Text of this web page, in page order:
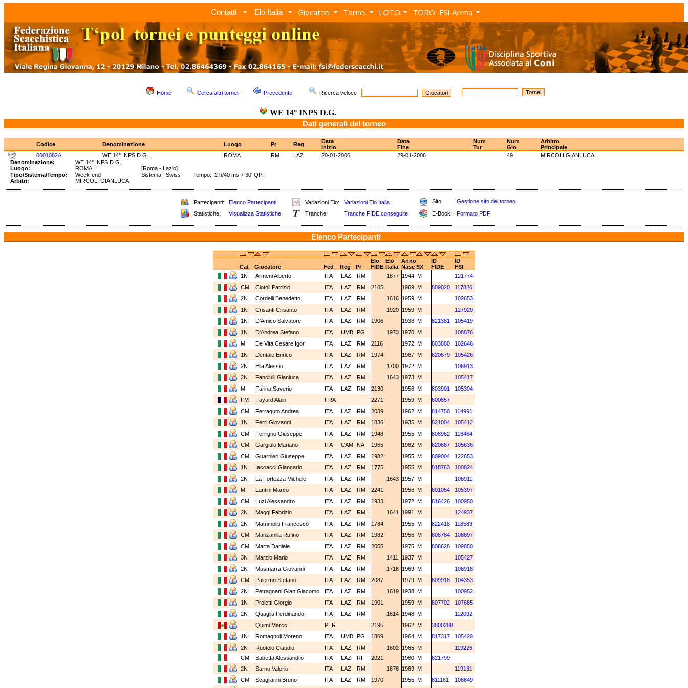
Contatti Elo Italia Giocatori Tornei LOTO TORO FSI Arena
Home Cerca altri tornei Precedente Ricerca veloce
WE 14° INPS D.G.
Dati generali del torneo
Codice Denominazione Luogo Pr Reg
Data
Inizio
Data
Fine
Num
Tur
Num
Gio
Arbitro
Principale
0601082A
WE 14° INPS D.G. ROMA RM LAZ 20-01-2006 29-01-2006 49
MIRCOLI GIANLUCA
Denominazione:
WE 14° INPS D.G.
Luogo:
ROMA
[Roma - Lazio]
Tipo/Sistema/Tempo:
Week-end
Sistema: Swiss Tempo: 2 h/40 ms + 30' QPF
Arbitri:
MIRCOLI GIANLUCA
Partecipanti: Elenco Partecipanti Variazioni Elo: Variazioni Elo Italia Sito:
Gestione sito del torneo
Statistiche:
Visualizza Statistiche Tranche: Tranche FIDE conseguite E-Book: Formato PDF
Elenco Partecipanti
Elo Elo Anno ID
ID
Cat
Giocatore Fed Reg Pr FIDE Italia Nasc SX FIDE
FSI
1N
Armeni Alberto ITA LAZ RM 1877 1944 M
121774
CM
Ciotoli Patrizio ITA LAZ RM 2165 1969 M 809020
117826
2N
Cordelli Benedetto ITA LAZ RM 1616 1959 M
102653
1N
Crisanti Crisanto ITA LAZ RM 1920 1959 M
127920
1N
D'Amico Salvatore ITA LAZ RM 1906 1938 M 821381
105419
1N
D'Andrea Stefano ITA UMB PG 1973 1970 M
108876
M
De Vita Cesare Igor ITA LAZ RM 2116 1972 M 803880
102646
1N
Dentale Enrico ITA LAZ RM 1974 1967 M 820679
105426
2N
Elia Alessio ITA LAZ RM 1700 1972 M
108913
2N
Fanciulli Gianluca ITA LAZ RM 1643 1973 M
105417
M
Farina Saverio ITA LAZ RM 2130 1956 M 803901
105394
FM
Fayard Alain FRA 2271 1959 M
600857
CM
Ferraguto Andrea ITA LAZ RM 2039 1962 M 814750
114991
1N
Ferri Giovanni ITA LAZ RM 1836 1935 M 821004
105412
CM
Ferrigno Giuseppe ITA LAZ RM 1948 1955 M 808962
116464
CM
Gargiulo Mariano ITA CAM NA 1965 1962 M 820687
105636
CM
Guarnieri Giuseppe ITA LAZ RM 1982 1955 M 809004
122653
1N
Iacoacci Giancarlo ITA LAZ RM 1775 1955 M 818763
100824
2N
La Fortezza Michele ITA LAZ RM 1643 1957 M
108911
M
Lantini Marco ITA LAZ RM 2241 1956 M 801054
105397
CM
Luzi Alessandro ITA LAZ RM 1933 1972 M 816426
100950
2N
Maggi Fabrizio ITA LAZ RM 1641 1991 M
124937
2N
Mammoliti Francesco ITA LAZ RM 1784 1955 M 822418
118583
CM
Manzanilla Rufino ITA LAZ RM 1982 1956 M 808784
108897
CM
Marta Daniele ITA LAZ RM 2055 1975 M 808628
109850
3N
Marzio Mario ITA LAZ RM 1411 1937 M
105427
2N
Musmarra Giovanni ITA LAZ RM 1718 1969 M
108918
CM
Palermo Stefano ITA LAZ RM 2087 1979 M 809918
104353
2N
Petragnani Gian Giacomo ITA LAZ RM 1619 1938 M
100952
1N
Proietti Giorgio ITA LAZ RM 1901 1959 M 807702
107685
2N
Quaglia Ferdinando ITA LAZ RM 1614 1948 M
112092
Quimi Marco
PER 2195 1962 M
3800288
1N
Romagnoli Moreno ITA UMB PG 1869 1964 M 817317
105429
2N
Ruotolo Claudio ITA LAZ RM 1602 1965 M
119226
CM
Sabetta Alessandro ITA LAZ RI 2021 1980 M
821799
2N
Sarno Valerio ITA LAZ RM 1676 1969 M
119131
CM
Scagliarini Bruno ITA LAZ RM 1970 1955 M 811181 108649